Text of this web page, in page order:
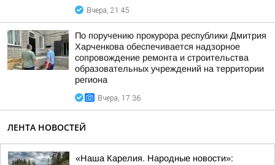
Вчера, 21:45
По поручению прокурора республики Дмитрия
Харченкова обеспечивается надзорное
сопровождение ремонта и строительства
образовательных учреждений на территории
региона
Вчера, 17:36
ЛЕНТА НОВОСТЕЙ
«Наша Карелия. Народные новости»: